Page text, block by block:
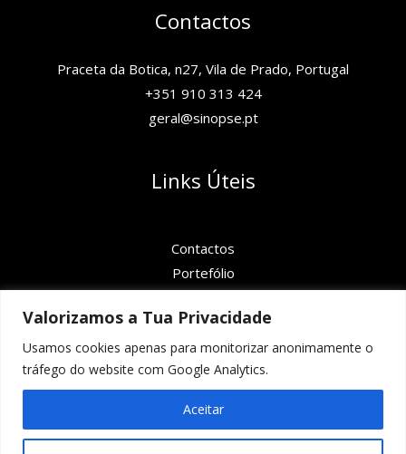
Valorizamos a Tua Privacidade
Usamos cookies apenas para monitorizar anonimamente o
tráfego do website com Google Analytics.
Aceitar
Contactos
Praceta da Botica, n27, Vila de Prado, Portugal
+351 910 313 424
geral@sinopse.pt
Links Úteis
Contactos
Portefólio
Política de Privacidade